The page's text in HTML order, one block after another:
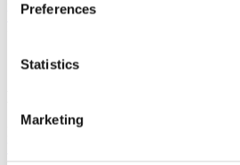
Preferences
Statistics
Marketing
bje@rais.dk
Production Planning